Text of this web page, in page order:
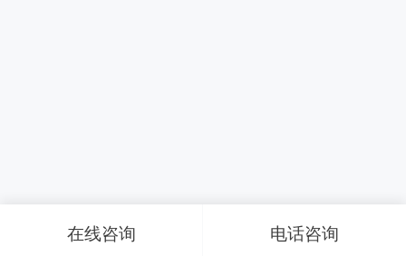
在线咨询 电话咨询